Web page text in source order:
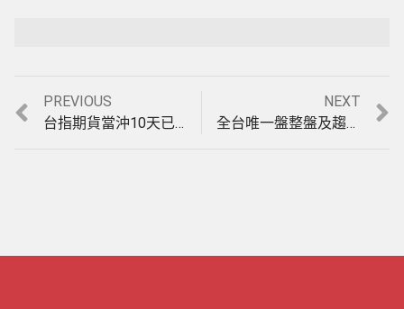
文
PREVIOUS
Previous
post:
台指期貨當沖10天已經有9天都是盤整盤了，您的軟體是不是又被巴的很慘? 唯一盤整盤&趨勢盤均可操作的期貨軟體，8月19至23日模擬盤中操作教學。(1080823)
NEXT
post:
全台唯一盤整盤及趨勢盤都可以獲利的台指期貨當沖軟體，9月16至18日盤中模擬教學。(1080918)